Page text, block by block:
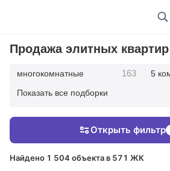
Продажа элитных
многокомнатные 163 5
210 1
Показать все подборки
Найдено 1 504 объекта в 571 ЖК
Открыть фильтр